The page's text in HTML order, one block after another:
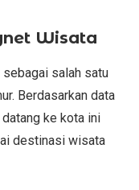
Wisata
salah satu
Berdasarkan data
ke kota ini
destinasi wisata